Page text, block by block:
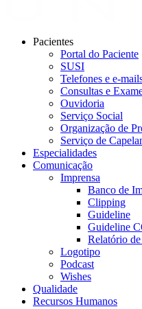
Pacientes
Portal do Paciente
SUSI
Telefones e e-
Consultas e
Ouvidoria
Serviço Social
Organização de
Serviço de
Especialidades
Comunicação
Imprensa
Banco de
Clipping
Guideline
Guideline
Relatório
Logotipo
Podcast
Wishes
Qualidade
Recursos Humanos